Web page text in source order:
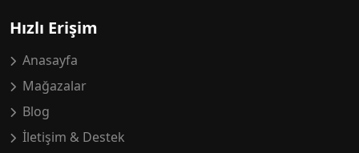
Hızlı Erişim
Anasayfa
Mağazalar
Blog
İletişim & Destek